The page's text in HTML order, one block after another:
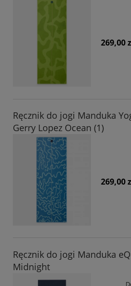
269,00
Ręcznik do jogi Manduka
Gerry Lopez Ocean (1)
269,00
Ręcznik do jogi Manduka
Midnight